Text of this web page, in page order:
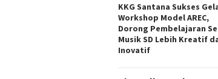
KKG Santana Sukses
Workshop Model AREC,
Dorong Pembelajaran
Musik SD Lebih Kreatif
Inovatif